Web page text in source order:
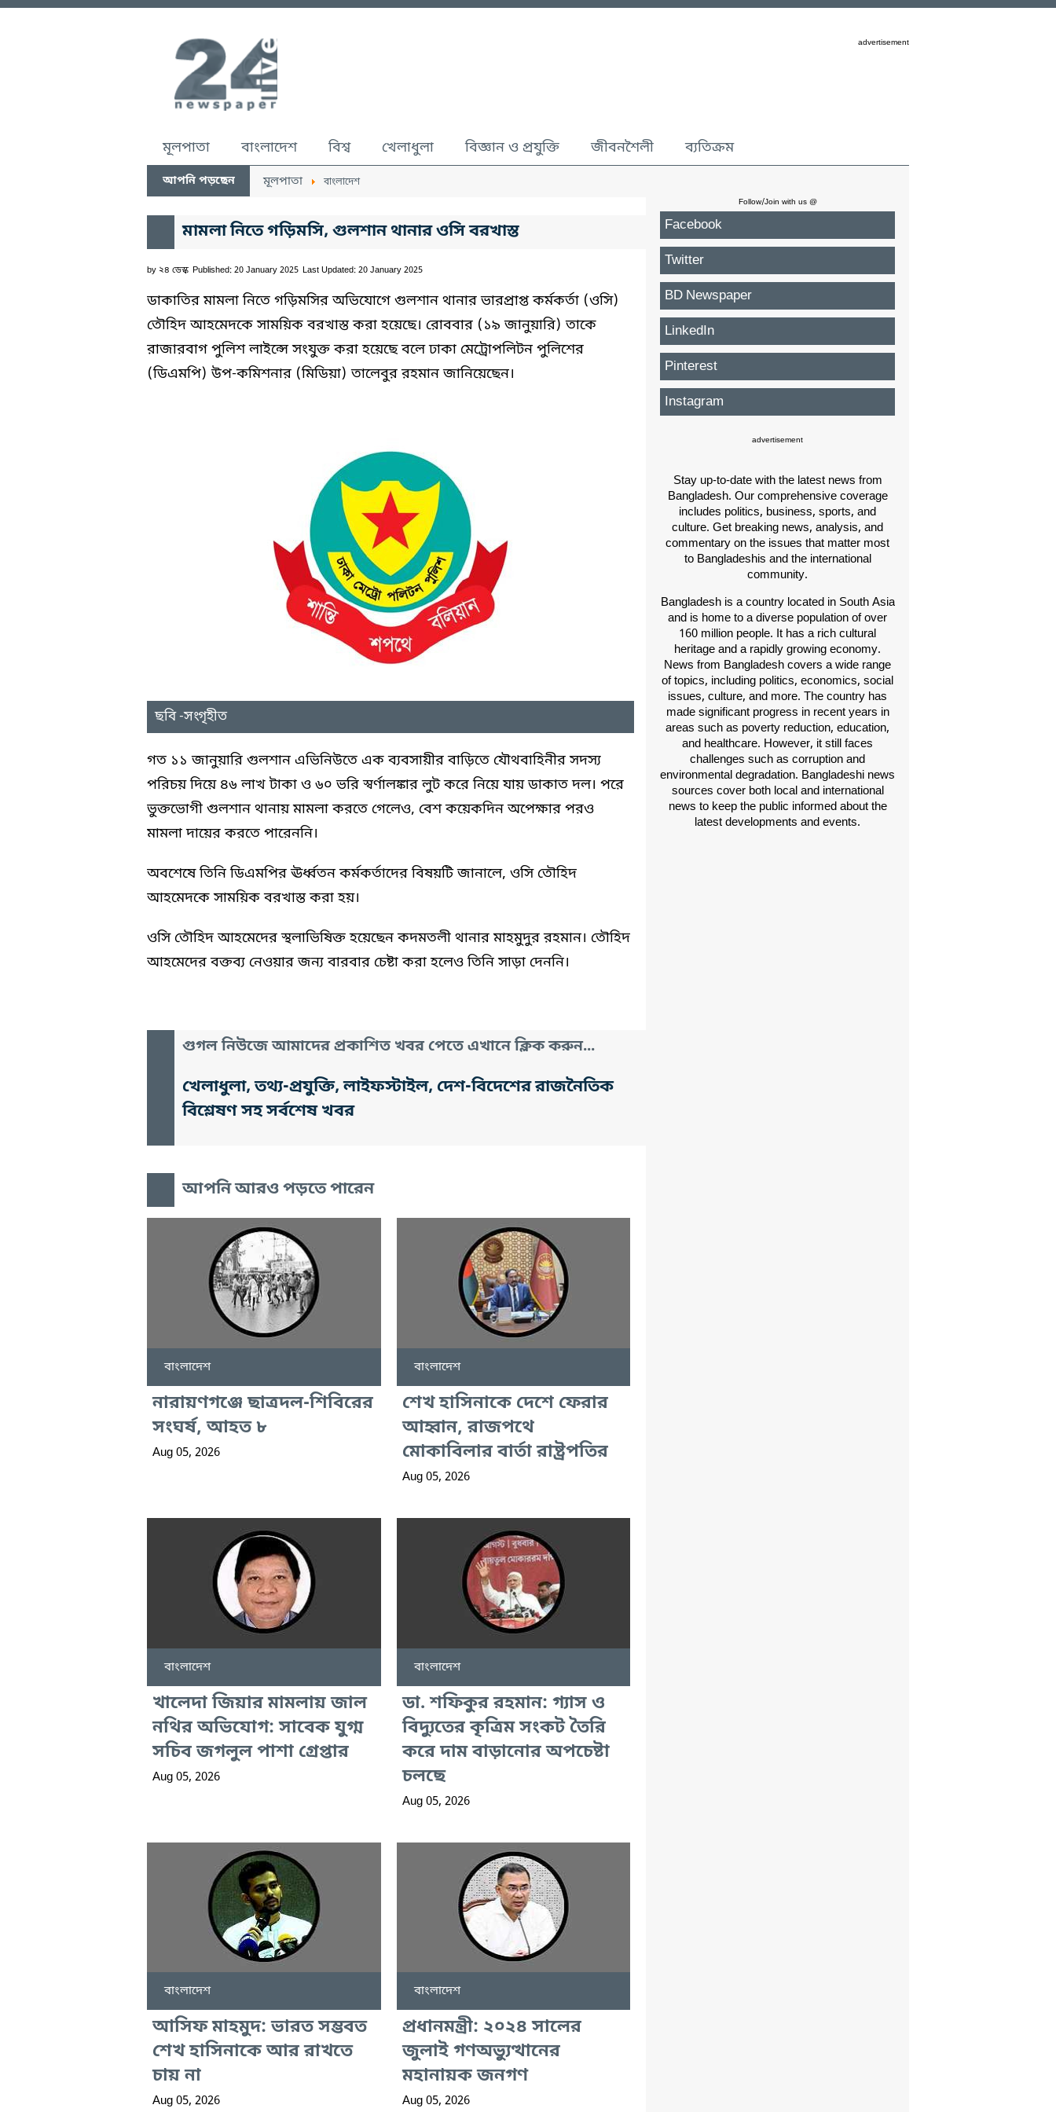
advertisement
মূলপাতা বাংলাদেশ বিশ্ব খেলাধুলা বিজ্ঞান ও প্রযুক্তি জীবনশৈলী ব্যতিক্রম
আপনি পড়ছেন মূলপাতা বাংলাদেশ
মামলা নিতে গড়িমসি, গুলশান থানার ওসি বরখাস্ত
by ২৪ ডেস্ক Published: 20 January 2025 Last Updated: 20 January 2025
ডাকাতির মামলা নিতে গড়িমসির অভিযোগে গুলশান থানার ভারপ্রাপ্ত কর্মকর্তা (ওসি)
তৌহিদ আহমেদকে সাময়িক বরখাস্ত করা হয়েছে। রোববার (১৯ জানুয়ারি) তাকে
রাজারবাগ পুলিশ লাইন্সে সংযুক্ত করা হয়েছে বলে ঢাকা মেট্রোপলিটন পুলিশের
(ডিএমপি) উপ-কমিশনার (মিডিয়া) তালেবুর রহমান জানিয়েছেন।
ছবি -সংগৃহীত
গত ১১ জানুয়ারি গুলশান এভিনিউতে এক ব্যবসায়ীর বাড়িতে যৌথবাহিনীর সদস্য
পরিচয় দিয়ে ৪৬ লাখ টাকা ও ৬০ ভরি স্বর্ণালঙ্কার লুট করে নিয়ে যায় ডাকাত দল। পরে
ভুক্তভোগী গুলশান থানায় মামলা করতে গেলেও, বেশ কয়েকদিন অপেক্ষার পরও
মামলা দায়ের করতে পারেননি।
অবশেষে তিনি ডিএমপির ঊর্ধ্বতন কর্মকর্তাদের বিষয়টি জানালে, ওসি তৌহিদ
আহমেদকে সাময়িক বরখাস্ত করা হয়।
ওসি তৌহিদ আহমেদের স্থলাভিষিক্ত হয়েছেন কদমতলী থানার মাহমুদুর রহমান। তৌহিদ
আহমেদের বক্তব্য নেওয়ার জন্য বারবার চেষ্টা করা হলেও তিনি সাড়া দেননি।
গুগল নিউজে আমাদের প্রকাশিত খবর পেতে এখানে ক্লিক করুন...
খেলাধুলা, তথ্য-প্রযুক্তি, লাইফস্টাইল, দেশ-বিদেশের রাজনৈতিক
বিশ্লেষণ সহ সর্বশেষ খবর
আপনি আরও পড়তে পারেন
বাংলাদেশ
নারায়ণগঞ্জে ছাত্রদল-শিবিরের
সংঘর্ষ, আহত ৮
Aug 05, 2026
বাংলাদেশ
শেখ হাসিনাকে দেশে ফেরার
আহ্বান, রাজপথে
মোকাবিলার বার্তা রাষ্ট্রপতির
Aug 05, 2026
বাংলাদেশ
খালেদা জিয়ার মামলায় জাল
নথির অভিযোগ: সাবেক যুগ্ম
সচিব জগলুল পাশা গ্রেপ্তার
Aug 05, 2026
বাংলাদেশ
ডা. শফিকুর রহমান: গ্যাস ও
বিদ্যুতের কৃত্রিম সংকট তৈরি
করে দাম বাড়ানোর অপচেষ্টা
চলছে
Aug 05, 2026
বাংলাদেশ
আসিফ মাহমুদ: ভারত সম্ভবত
শেখ হাসিনাকে আর রাখতে
চায় না
Aug 05, 2026
বাংলাদেশ
প্রধানমন্ত্রী: ২০২৪ সালের
জুলাই গণঅভ্যুত্থানের
মহানায়ক জনগণ
Aug 05, 2026
Follow/Join with us @
Facebook
Twitter
BD Newspaper
LinkedIn
Pinterest
Instagram
advertisement
Stay up-to-date with the latest news from
Bangladesh. Our comprehensive coverage
includes politics, business, sports, and
culture. Get breaking news, analysis, and
commentary on the issues that matter most
to Bangladeshis and the international
community.
Bangladesh is a country located in South Asia
and is home to a diverse population of over
160 million people. It has a rich cultural
heritage and a rapidly growing economy.
News from Bangladesh covers a wide range
of topics, including politics, economics, social
issues, culture, and more. The country has
made significant progress in recent years in
areas such as poverty reduction, education,
and healthcare. However, it still faces
challenges such as corruption and
environmental degradation. Bangladeshi news
sources cover both local and international
news to keep the public informed about the
latest developments and events.